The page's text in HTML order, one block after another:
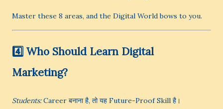
Master these 8 areas, and the Digital World bows to you.
4️⃣ Who Should Learn Digital
Marketing?
Students:Career बनाना है, तो यह Future-Proof Skill है।